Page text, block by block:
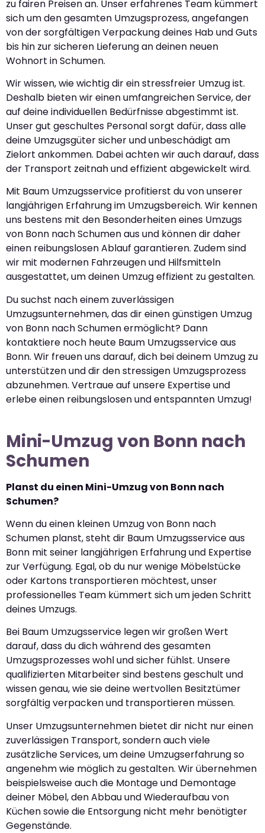
zu fairen Preisen an. Unser erfahrenes Team kümmert
sich um den gesamten Umzugsprozess, angefangen
von der sorgfältigen Verpackung deines Hab und Guts
bis hin zur sicheren Lieferung an deinen neuen
Wohnort in Schumen.
Wir wissen, wie wichtig dir ein stressfreier Umzug ist.
Deshalb bieten wir einen umfangreichen Service, der
auf deine individuellen Bedürfnisse abgestimmt ist.
Unser gut geschultes Personal sorgt dafür, dass alle
deine Umzugsgüter sicher und unbeschädigt am
Zielort ankommen. Dabei achten wir auch darauf, dass
der Transport zeitnah und effizient abgewickelt wird.
Mit Baum Umzugsservice profitierst du von unserer
langjährigen Erfahrung im Umzugsbereich. Wir kennen
uns bestens mit den Besonderheiten eines Umzugs
von Bonn nach Schumen aus und können dir daher
einen reibungslosen Ablauf garantieren. Zudem sind
wir mit modernen Fahrzeugen und Hilfsmitteln
ausgestattet, um deinen Umzug effizient zu gestalten.
Du suchst nach einem zuverlässigen
Umzugsunternehmen, das dir einen günstigen Umzug
von Bonn nach Schumen ermöglicht? Dann
kontaktiere noch heute Baum Umzugsservice aus
Bonn. Wir freuen uns darauf, dich bei deinem Umzug zu
unterstützen und dir den stressigen Umzugsprozess
abzunehmen. Vertraue auf unsere Expertise und
erlebe einen reibungslosen und entspannten Umzug!
Mini-Umzug von Bonn nach
Schumen
Planst du einen Mini-Umzug von Bonn nach
Schumen?
Wenn du einen kleinen Umzug von Bonn nach
Schumen planst, steht dir Baum Umzugsservice aus
Bonn mit seiner langjährigen Erfahrung und Expertise
zur Verfügung. Egal, ob du nur wenige Möbelstücke
oder Kartons transportieren möchtest, unser
professionelles Team kümmert sich um jeden Schritt
deines Umzugs.
Bei Baum Umzugsservice legen wir großen Wert
darauf, dass du dich während des gesamten
Umzugsprozesses wohl und sicher fühlst. Unsere
qualifizierten Mitarbeiter sind bestens geschult und
wissen genau, wie sie deine wertvollen Besitztümer
sorgfältig verpacken und transportieren müssen.
Unser Umzugsunternehmen bietet dir nicht nur einen
zuverlässigen Transport, sondern auch viele
zusätzliche Services, um deine Umzugserfahrung so
angenehm wie möglich zu gestalten. Wir übernehmen
beispielsweise auch die Montage und Demontage
deiner Möbel, den Abbau und Wiederaufbau von
Küchen sowie die Entsorgung nicht mehr benötigter
Gegenstände.